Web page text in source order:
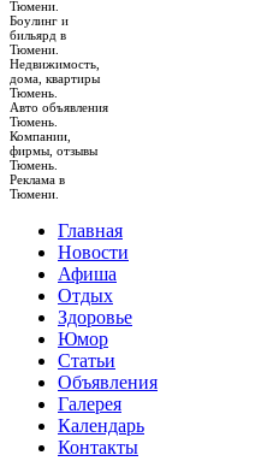
Тюмени.
Боулинг и
бильярд в
Тюмени.
Недвижимость,
дома, квартиры
Тюмень.
Авто объявления
Тюмень.
Компании,
фирмы, отзывы
Тюмень.
Реклама в
Тюмени.
Главная
Новости
Афиша
Отдых
Здоровье
Юмор
Статьи
Объявления
Галерея
Календарь
Контакты